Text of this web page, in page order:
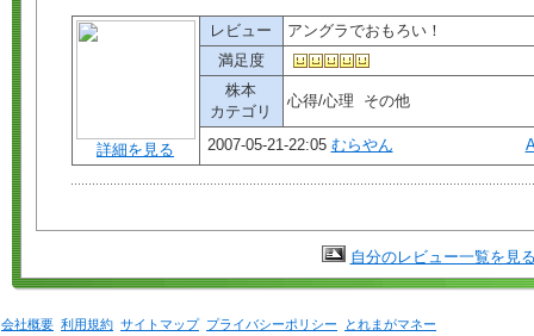
詳細を見る
レビュー
アングラでおもろい！
満足度
株本
カテゴリ
心得/心理 その他
2007-05-21-22:05 むらやん
自分のレビュー一覧を見
会社概要 利用規約 サイトマップ プライバシーポリシー とれまがマネー